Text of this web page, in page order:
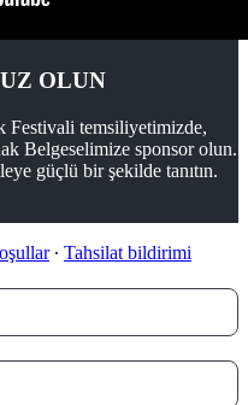
OLUN
Festivali temsiliyetimizde,
Belgeselimize sponsor olun.
güçlü bir şekilde tanıtın.
∙ Tahsilat bildirimi